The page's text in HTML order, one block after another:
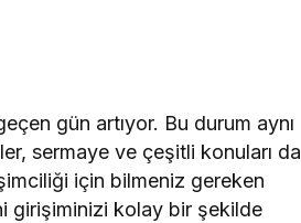
gün artıyor. Bu durum aynı
sermaye ve çeşitli konuları da
için bilmeniz gereken
girişiminizi kolay bir şekilde